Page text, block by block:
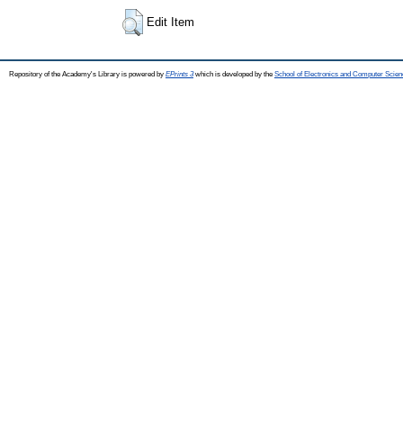
Edit Item
Repository of the Academy's Library is powered by EPrints 3which is developed by the School of Electronics and Computer